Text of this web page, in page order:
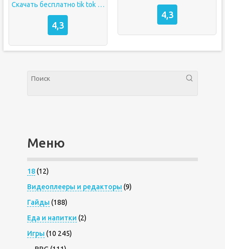
Скачать бесплатно tik tok plugin на андроид
4,3
4,3
Меню
18(12)
Видеоплееры и редакторы (9)
Гайды (188)
Еда и напитки (2)
Игры (10 245)